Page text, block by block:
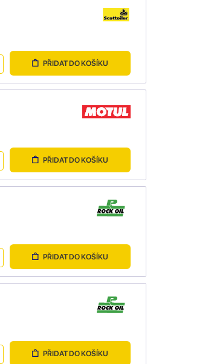
PŘIDAT DO KOŠÍKU
PŘIDAT DO KOŠÍKU
PŘIDAT DO KOŠÍKU
PŘIDAT DO KOŠÍKU